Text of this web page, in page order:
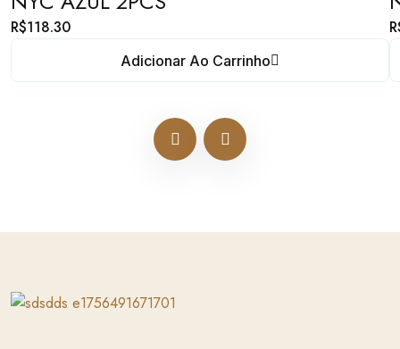
R$118.30
Adicionar Ao Carrinho